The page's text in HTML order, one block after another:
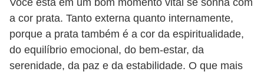
Você está em um bom momento vital se sonha com
a cor prata. Tanto externa quanto internamente,
porque a prata também é a cor da espiritualidade,
do equilíbrio emocional, do bem-estar, da
serenidade, da paz e da estabilidade. O que mais